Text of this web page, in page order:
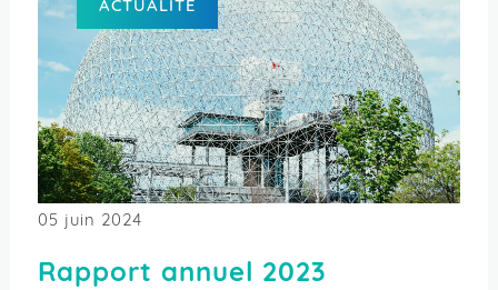
ACTUALITÉ
05 juin 2024
Rapport annuel 2023